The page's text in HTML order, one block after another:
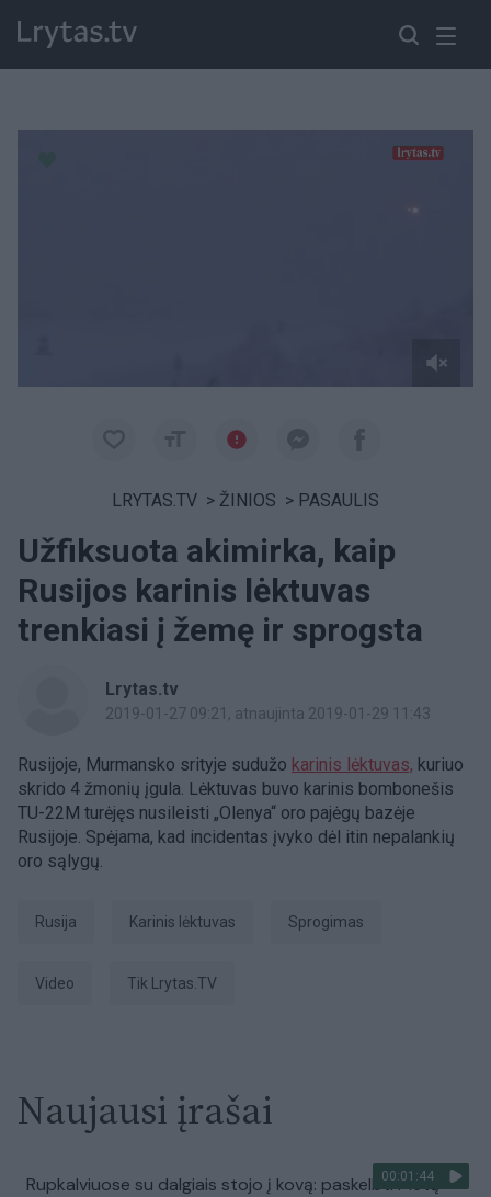
LRYTAS.TV > ŽINIOS > PASAULIS
Užfiksuota akimirka, kaip
Rusijos karinis lėktuvas
trenkiasi į žemę ir sprogsta
Lrytas.tv
2019-01-27 09:21 , atnaujinta 2019-01-29 11:43
Rusijoje, Murmansko srityje sudužo karinis lėktuvas, kuriuo
skrido 4 žmonių įgula. Lėktuvas buvo karinis bombonešis
TU-22M turėjęs nusileisti „Olenya“ oro pajėgų bazėje
Rusijoje. Spėjama, kad incidentas įvyko dėl itin nepalankių
oro sąlygų.
Rusija karinis lėktuvas sprogimas
Video tik Lrytas.TV
Naujausi įrašai
00:01:44
Rupkalviuose su dalgiais stojo į kovą: paskelbti Metų